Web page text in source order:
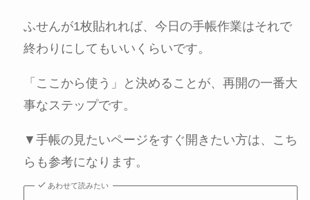
ふせんが1枚貼れれば、今日の手帳作業はそれで
終わりにしてもいいくらいです。
「ここから使う」と決めることが、再開の一番大
事なステップです。
▼手帳の見たいページをすぐ開きたい方は、こち
らも参考になります。
あわせて読みたい